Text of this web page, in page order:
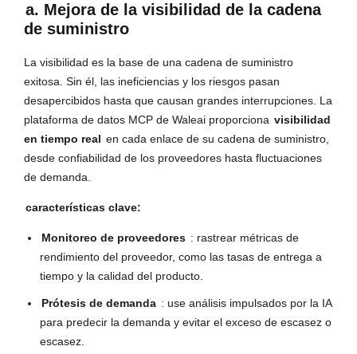
a. Mejora de la visibilidad de la cadena
de suministro
La visibilidad es la base de una cadena de suministro
exitosa. Sin él, las ineficiencias y los riesgos pasan
desapercibidos hasta que causan grandes interrupciones. La
plataforma de datos MCP de Waleai proporciona visibilidad
en tiempo real en cada enlace de su cadena de suministro,
desde confiabilidad de los proveedores hasta fluctuaciones
de demanda.
características clave:
Monitoreo de proveedores : rastrear métricas de
rendimiento del proveedor, como las tasas de entrega a
tiempo y la calidad del producto.
Prótesis de demanda : use análisis impulsados ​​por la IA
para predecir la demanda y evitar el exceso de escasez o
escasez.